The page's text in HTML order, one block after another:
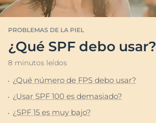
PROBLEMAS DE LA PIEL
¿Qué SPF debo usar?
8 minutos leídos
¿Qué número de FPS debo usar?
¿Usar SPF 100 es demasiado?
¿SPF 15 es muy bajo?